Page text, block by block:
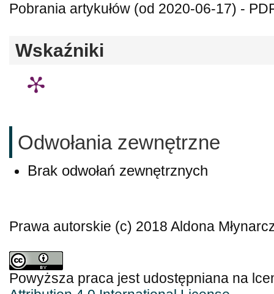
Pobrania artykułów (od 2020-06-17) -
Wskaźniki
Odwołania zewnętrzne
Brak odwołań zewnętrznych
Prawa autorskie (c) 2018 Aldona
Powyższa praca jest udostępniana na